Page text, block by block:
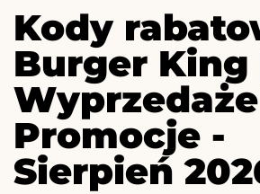
Kody
Burger King
Promocje -
Sierpień